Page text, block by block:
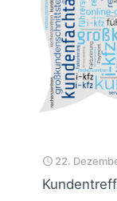
22.